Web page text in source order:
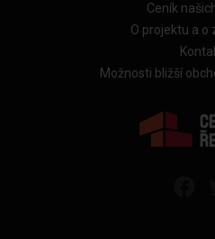
Ceník
O projektu a o
Možnosti bližší